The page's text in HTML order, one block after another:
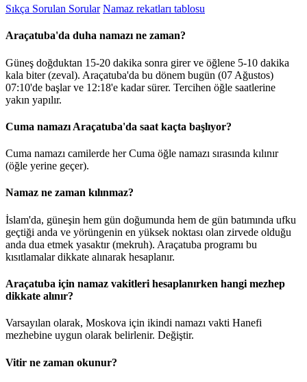
Sıkça Sorulan Sorular Namaz rekatları tablosu
Araçatuba'da duha namazı ne zaman?
Güneş doğduktan 15-20 dakika sonra girer ve öğlene 5-10 dakika
kala biter (zeval). Araçatuba'da bu dönem bugün (07 Ağustos)
07:10'de başlar ve 12:18'e kadar sürer. Tercihen öğle saatlerine
yakın yapılır.
Cuma namazı Araçatuba'da saat kaçta başlıyor?
Cuma namazı camilerde her Cuma öğle namazı sırasında kılınır
(öğle yerine geçer).
Namaz ne zaman kılınmaz?
İslam'da, güneşin hem gün doğumunda hem de gün batımında ufku
geçtiği anda ve yörüngenin en yüksek noktası olan zirvede olduğu
anda dua etmek yasaktır (mekruh). Araçatuba programı bu
kısıtlamalar dikkate alınarak hesaplanır.
Araçatuba için namaz vakitleri hesaplanırken hangi mezhep
dikkate alınır?
Varsayılan olarak, Moskova için ikindi namazı vakti Hanefi
mezhebine uygun olarak belirlenir. Değiştir.
Vitir ne zaman okunur?